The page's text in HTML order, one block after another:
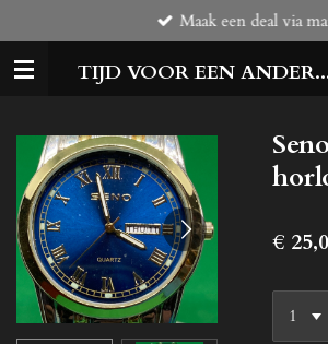
direct
naar
TIJD VOOR EEN
Maak een deal via
€